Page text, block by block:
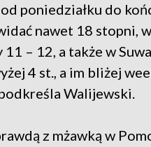
poniedziałku do
nawet 18 stopni,
– 12, a także w
4 st., a im bliżej
Walijewski.
z mżawką w